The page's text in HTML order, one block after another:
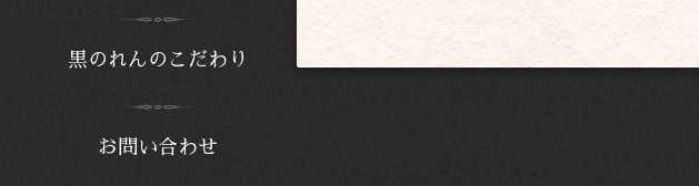
黒のれんのこだわり
お問い合わせ